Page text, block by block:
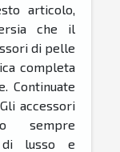
articolo,
che il
di pelle
completa
Continuate
accessori
sempre
di lusso e